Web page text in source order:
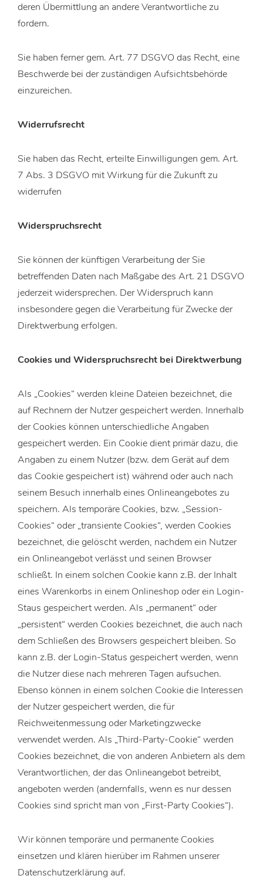
deren Übermittlung an andere Verantwortliche zu
fordern.
Sie haben ferner gem. Art. 77 DSGVO das Recht, eine
Beschwerde bei der zuständigen Aufsichtsbehörde
einzureichen.
Widerrufsrecht
Sie haben das Recht, erteilte Einwilligungen gem. Art.
7 Abs. 3 DSGVO mit Wirkung für die Zukunft zu
widerrufen
Widerspruchsrecht
Sie können der künftigen Verarbeitung der Sie
betreffenden Daten nach Maßgabe des Art. 21 DSGVO
jederzeit widersprechen. Der Widerspruch kann
insbesondere gegen die Verarbeitung für Zwecke der
Direktwerbung erfolgen.
Cookies und Widerspruchsrecht bei Direktwerbung
Als „Cookies“ werden kleine Dateien bezeichnet, die
auf Rechnern der Nutzer gespeichert werden. Innerhalb
der Cookies können unterschiedliche Angaben
gespeichert werden. Ein Cookie dient primär dazu, die
Angaben zu einem Nutzer (bzw. dem Gerät auf dem
das Cookie gespeichert ist) während oder auch nach
seinem Besuch innerhalb eines Onlineangebotes zu
speichern. Als temporäre Cookies, bzw. „Session-
Cookies“ oder „transiente Cookies“, werden Cookies
bezeichnet, die gelöscht werden, nachdem ein Nutzer
ein Onlineangebot verlässt und seinen Browser
schließt. In einem solchen Cookie kann z.B. der Inhalt
eines Warenkorbs in einem Onlineshop oder ein Login-
Staus gespeichert werden. Als „permanent“ oder
„persistent“ werden Cookies bezeichnet, die auch nach
dem Schließen des Browsers gespeichert bleiben. So
kann z.B. der Login-Status gespeichert werden, wenn
die Nutzer diese nach mehreren Tagen aufsuchen.
Ebenso können in einem solchen Cookie die Interessen
der Nutzer gespeichert werden, die für
Reichweitenmessung oder Marketingzwecke
verwendet werden. Als „Third-Party-Cookie“ werden
Cookies bezeichnet, die von anderen Anbietern als dem
Verantwortlichen, der das Onlineangebot betreibt,
angeboten werden (andernfalls, wenn es nur dessen
Cookies sind spricht man von „First-Party Cookies“).
Wir können temporäre und permanente Cookies
einsetzen und klären hierüber im Rahmen unserer
Datenschutzerklärung auf.